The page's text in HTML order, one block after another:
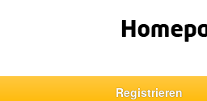
Registrieren